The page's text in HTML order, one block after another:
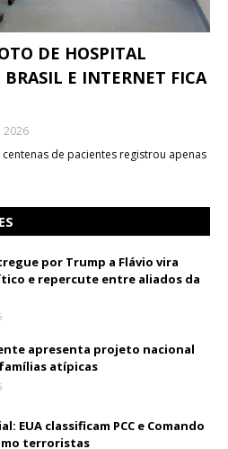
DE HOSPITAL
E INTERNET FICA
2026
de pacientes registrou apenas
por Trump a Flávio vira
e repercute entre aliados da
apresenta projeto nacional
atípicas
EUA classificam PCC e Comando
terroristas